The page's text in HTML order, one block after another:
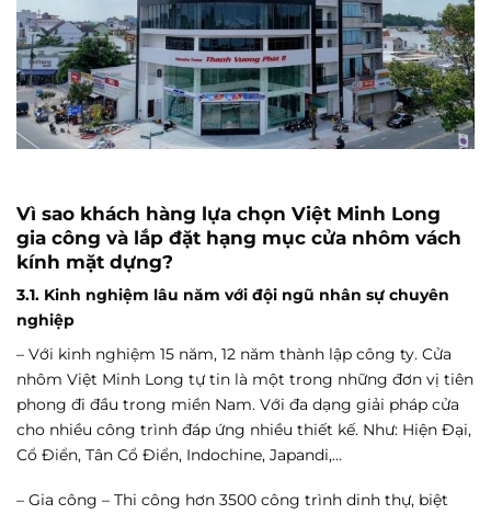
Vì sao khách hàng lựa chọn Việt Minh Long
gia công và lắp đặt hạng mục cửa nhôm vách
kính mặt dựng?
3.1. Kinh nghiệm lâu năm với đội ngũ nhân sự chuyên
nghiệp
– Với kinh nghiệm 15 năm, 12 năm thành lập công ty. Cửa
nhôm Việt Minh Long tự tin là một trong những đơn vị tiên
phong đi đầu trong miền Nam. Với đa dạng giải pháp cửa
cho nhiều công trình đáp ứng nhiều thiết kế. Như: Hiện Đại,
Cổ Điển, Tân Cổ Điển, Indochine, Japandi,…
– Gia công – Thi công hơn 3500 công trình dinh thự, biệt